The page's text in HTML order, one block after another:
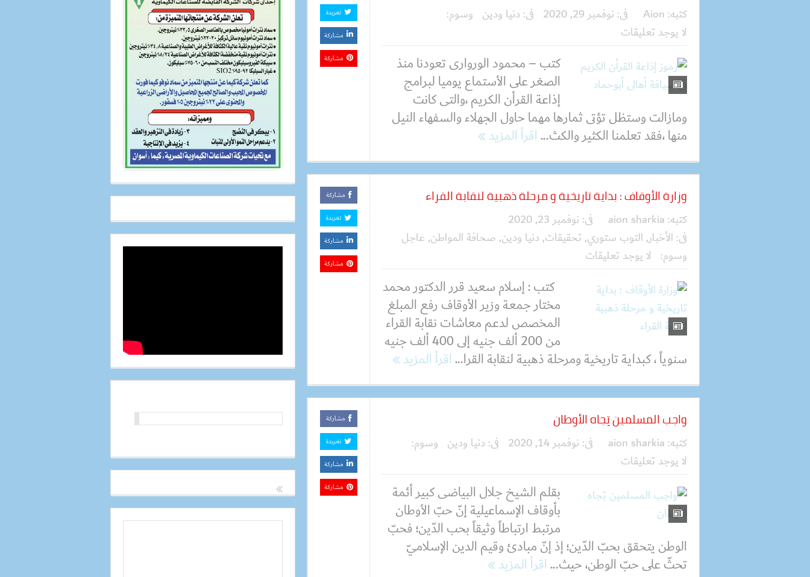
كتبه: Aion فى: نوفمبر 29, 2020 فى: دنيا ودين وسوم:
لا يوجد تعليقات
كتب – محمود الوروارى تعودنا منذ
الصغر على الأستماع يوميا لبرامج
إذاعة القرأن الكريم ،والتى كانت
ومازالت وستظل تؤتى ثمارها مهما حاول الجهلاء والسفهاء النيل
منها ،فقد تعلمنا الكثير والكث...اقرأ المزيد
تغريدة
مشاركة
مشاركة
وزارة الأوقاف : بداية تاريخية و مرحلة ذهبية لنقابة القراء
كتبه: aion sharkia فى: نوفمبر 23, 2020
فى: الأخبار, التوب ستوري, تحقيقات, دنيا ودين, صحافة المواطن, عاجل
وسوم: لا يوجد تعليقات
كتب : إسلام سعيد قرر الدكتور محمد
مختار جمعة وزير الأوقاف رفع المبلغ
المخصص لدعم معاشات نقابة القراء
من 200 ألف جنيه إلى 400 ألف جنيه
سنوياً ، كبداية تاريخية ومرحلة ذهبية لنقابة القرا...اقرأ المزيد
مشاركة
تغريدة
مشاركة
مشاركة
واجب المسلمين تِجاه الأوطان
كتبه: aion sharkia فى: نوفمبر 14, 2020 فى: دنيا ودين وسوم:
لا يوجد تعليقات
بقلم الشيخ جلال البياضى كبير أئمة
بأوقاف الإسماعيلية إنّ حبّ الأوطان
مرتبط ارتباطاً وثيقاً بحب الدّين؛ فحبّ
الوطن يتحقق بحبّ الدّين؛ إذ إنّ مبادئ وقيم الدين الإسلاميّ
تحثّ على حبّ الوطن، حيث...اقرأ المزيد
مشاركة
تغريدة
مشاركة
مشاركة